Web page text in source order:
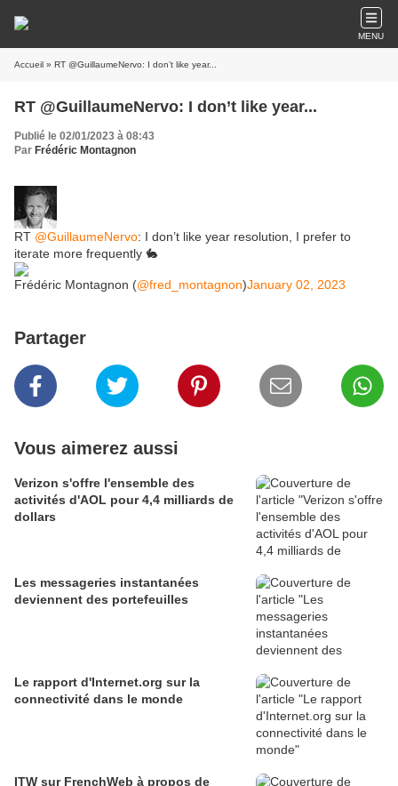
MENU
Accueil » RT @GuillaumeNervo: I don’t like year...
RT @GuillaumeNervo: I don’t like year...
Publié le 02/01/2023 à 08:43
Par Frédéric Montagnon
RT @GuillaumeNervo: I don’t like year resolution, I prefer to
iterate more frequently 🐇
Frédéric Montagnon (@fred_montagnon)January 02, 2023
Partager
Vous aimerez aussi
Verizon s'offre l'ensemble des
activités d'AOL pour 4,4 milliards de
dollars
Les messageries instantanées
deviennent des portefeuilles
Le rapport d'Internet.org sur la
connectivité dans le monde
ITW sur FrenchWeb à propos de